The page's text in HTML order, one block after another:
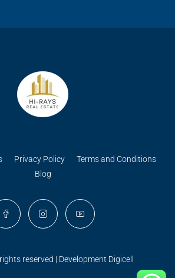
Privacy Policy
Terms and Conditions
Blog
reserved | Development Digicell